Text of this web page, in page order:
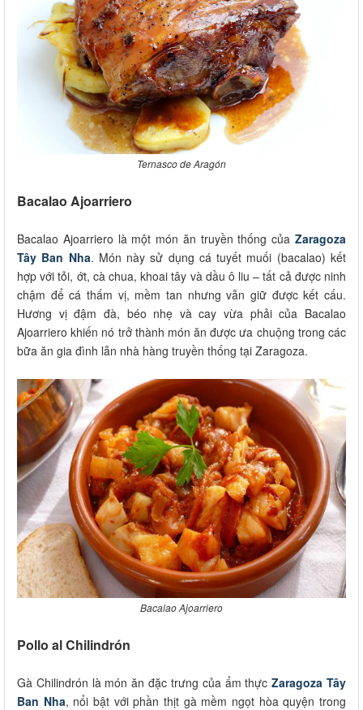
Ternasco de Aragón
Bacalao Ajoarriero
Bacalao Ajoarriero là một món ăn truyền thống của Zaragoza
Tây Ban Nha. Món này sử dụng cá tuyết muối (bacalao) kết
hợp với tỏi, ớt, cà chua, khoai tây và dầu ô liu – tất cả được ninh
chậm để cá thấm vị, mềm tan nhưng vẫn giữ được kết cấu.
Hương vị đậm đà, béo nhẹ và cay vừa phải của Bacalao
Ajoarriero khiến nó trở thành món ăn được ưa chuộng trong các
bữa ăn gia đình lẫn nhà hàng truyền thống tại Zaragoza.
Bacalao Ajoarriero
Pollo al Chilindrón
Gà Chilindrón là món ăn đặc trưng của ẩm thựcZaragoza Tây
Ban Nha, nổi bật với phần thịt gà mềm ngọt hòa quyện trong